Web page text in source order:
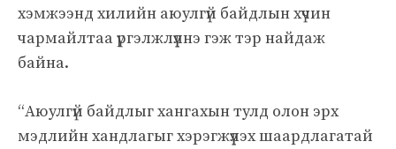
хэмжээнд хилийн аюулгүй байдлын хүчин
чармайлтаа үргэлжлүүлнэ гэж тэр найдаж
байна.
“Аюулгүй байдлыг хангахын тулд олон эрх
мэдлийн хандлагыг хэрэгжүүлэх шаардлагатай